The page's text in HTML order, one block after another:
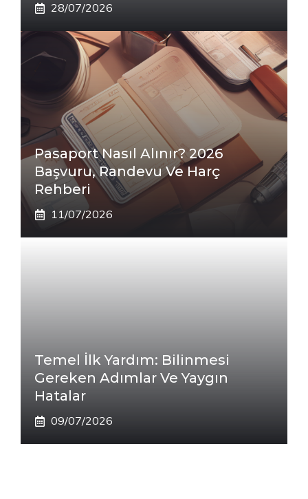
28/07/2026
Pasaport Nasıl Alınır? 2026
Başvuru, Randevu Ve Harç
Rehberi
11/07/2026
Temel İlk Yardım: Bilinmesi
Gereken Adımlar Ve Yaygın
Hatalar
09/07/2026